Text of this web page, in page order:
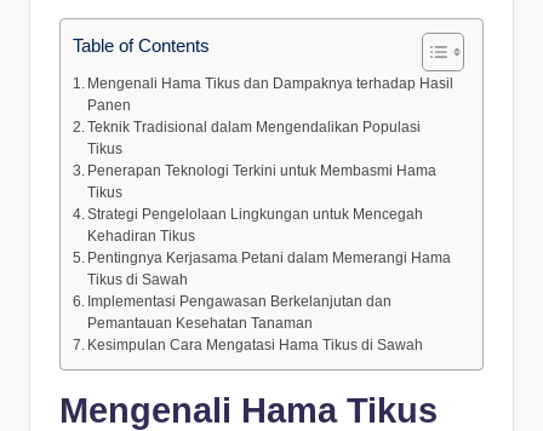
Table of Contents
Mengenali Hama Tikus dan Dampaknya terhadap Hasil
Panen
Teknik Tradisional dalam Mengendalikan Populasi
Tikus
Penerapan Teknologi Terkini untuk Membasmi Hama
Tikus
Strategi Pengelolaan Lingkungan untuk Mencegah
Kehadiran Tikus
Pentingnya Kerjasama Petani dalam Memerangi Hama
Tikus di Sawah
Implementasi Pengawasan Berkelanjutan dan
Pemantauan Kesehatan Tanaman
Kesimpulan Cara Mengatasi Hama Tikus di Sawah
Mengenali Hama Tikus